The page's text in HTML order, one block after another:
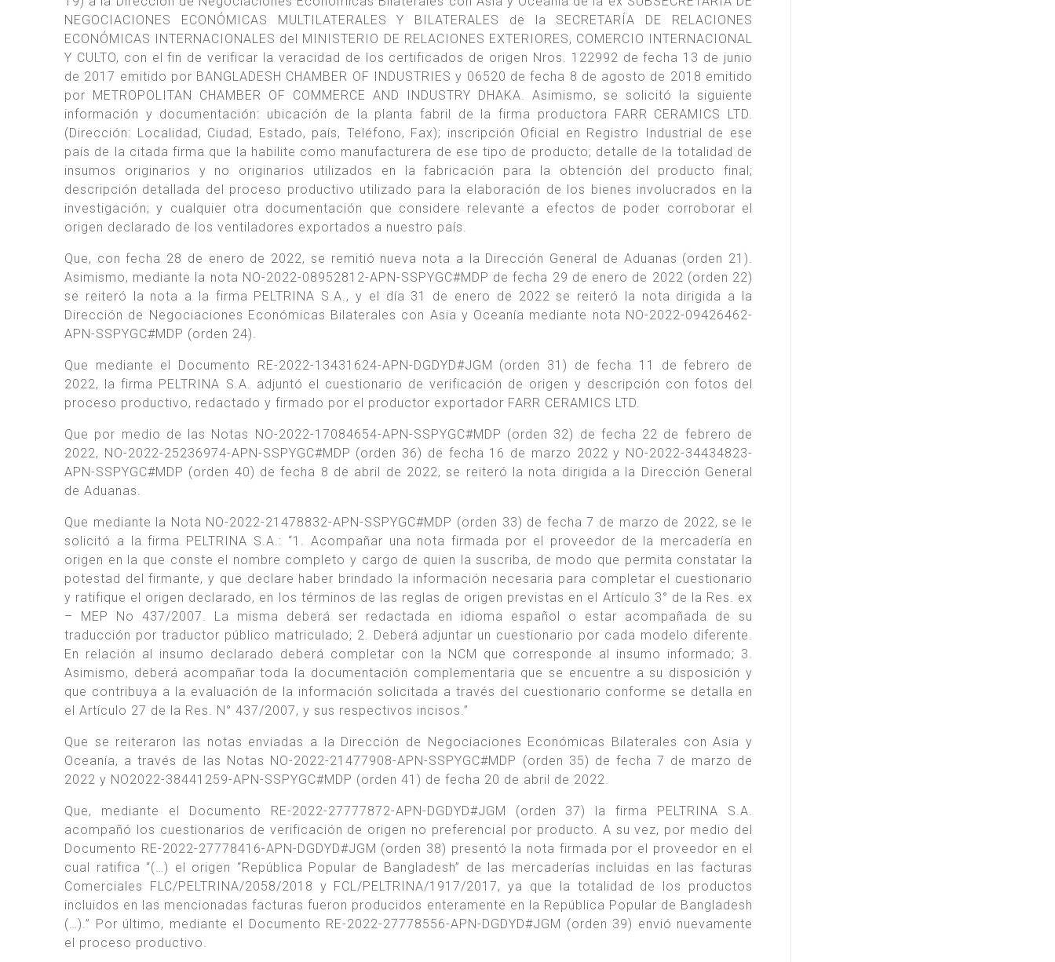
NEGOCIACIONES ECONÓMICAS MULTILATERALES Y BILATERALES de la SECRETARÍA DE RELACIONES
ECONÓMICAS INTERNACIONALES del MINISTERIO DE RELACIONES EXTERIORES, COMERCIO INTERNACIONAL
Y CULTO, con el fin de verificar la veracidad de los certificados de origen Nros. 122992 de fecha 13 de junio
de 2017 emitido por BANGLADESH CHAMBER OF INDUSTRIES y 06520 de fecha 8 de agosto de 2018 emitido
por METROPOLITAN CHAMBER OF COMMERCE AND INDUSTRY DHAKA. Asimismo, se solicitó la siguiente
información y documentación: ubicación de la planta fabril de la firma productora FARR CERAMICS LTD.
(Dirección: Localidad, Ciudad, Estado, país, Teléfono, Fax); inscripción Oficial en Registro Industrial de ese
país de la citada firma que la habilite como manufacturera de ese tipo de producto; detalle de la totalidad de
insumos originarios y no originarios utilizados en la fabricación para la obtención del producto final;
descripción detallada del proceso productivo utilizado para la elaboración de los bienes involucrados en la
investigación; y cualquier otra documentación que considere relevante a efectos de poder corroborar el
origen declarado de los ventiladores exportados a nuestro país.
Que, con fecha 28 de enero de 2022, se remitió nueva nota a la Dirección General de Aduanas (orden 21).
Asimismo, mediante la nota NO-2022-08952812-APN-SSPYGC#MDP de fecha 29 de enero de 2022 (orden 22)
se reiteró la nota a la firma PELTRINA S.A., y el día 31 de enero de 2022 se reiteró la nota dirigida a la
Dirección de Negociaciones Económicas Bilaterales con Asia y Oceanía mediante nota NO-2022-09426462-
APN-SSPYGC#MDP (orden 24).
Que mediante el Documento RE-2022-13431624-APN-DGDYD#JGM (orden 31) de fecha 11 de febrero de
2022, la firma PELTRINA S.A. adjuntó el cuestionario de verificación de origen y descripción con fotos del
proceso productivo, redactado y firmado por el productor exportador FARR CERAMICS LTD.
Que por medio de las Notas NO-2022-17084654-APN-SSPYGC#MDP (orden 32) de fecha 22 de febrero de
2022, NO-2022-25236974-APN-SSPYGC#MDP (orden 36) de fecha 16 de marzo 2022 y NO-2022-34434823-
APN-SSPYGC#MDP (orden 40) de fecha 8 de abril de 2022, se reiteró la nota dirigida a la Dirección General
de Aduanas.
Que mediante la Nota NO-2022-21478832-APN-SSPYGC#MDP (orden 33) de fecha 7 de marzo de 2022, se le
solicitó a la firma PELTRINA S.A.: “1. Acompañar una nota firmada por el proveedor de la mercadería en
origen en la que conste el nombre completo y cargo de quien la suscriba, de modo que permita constatar la
potestad del firmante, y que declare haber brindado la información necesaria para completar el cuestionario
y ratifique el origen declarado, en los términos de las reglas de origen previstas en el Artículo 3° de la Res. ex
– MEP No 437/2007. La misma deberá ser redactada en idioma español o estar acompañada de su
traducción por traductor público matriculado; 2. Deberá adjuntar un cuestionario por cada modelo diferente.
En relación al insumo declarado deberá completar con la NCM que corresponde al insumo informado; 3.
Asimismo, deberá acompañar toda la documentación complementaria que se encuentre a su disposición y
que contribuya a la evaluación de la información solicitada a través del cuestionario conforme se detalla en
el Artículo 27 de la Res. N° 437/2007, y sus respectivos incisos.”
Que se reiteraron las notas enviadas a la Dirección de Negociaciones Económicas Bilaterales con Asia y
Oceanía, a través de las Notas NO-2022-21477908-APN-SSPYGC#MDP (orden 35) de fecha 7 de marzo de
2022 y NO2022-38441259-APN-SSPYGC#MDP (orden 41) de fecha 20 de abril de 2022.
Que, mediante el Documento RE-2022-27777872-APN-DGDYD#JGM (orden 37) la firma PELTRINA S.A.
acompañó los cuestionarios de verificación de origen no preferencial por producto. A su vez, por medio del
Documento RE-2022-27778416-APN-DGDYD#JGM (orden 38) presentó la nota firmada por el proveedor en el
cual ratifica “(…) el origen “República Popular de Bangladesh” de las mercaderías incluidas en las facturas
Comerciales FLC/PELTRINA/2058/2018 y FCL/PELTRINA/1917/2017, ya que la totalidad de los productos
incluidos en las mencionadas facturas fueron producidos enteramente en la República Popular de Bangladesh
(…).” Por último, mediante el Documento RE-2022-27778556-APN-DGDYD#JGM (orden 39) envió nuevamente
el proceso productivo.